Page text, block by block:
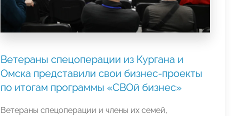
Ветераны спецоперации из Кургана и
Омска представили свои бизнес-проекты
по итогам программы «СВОй бизнес»
Ветераны спецоперации и члены их семей,